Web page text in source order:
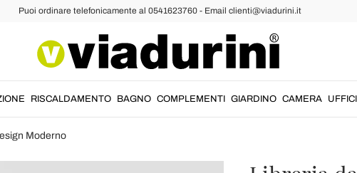
Puoi ordinare telefonicamente al 0541623760 - Email clienti@viadurini.it
RISCALDAMENTO BAGNO COMPLEMENTI GIARDINO CAMERA
Moderno